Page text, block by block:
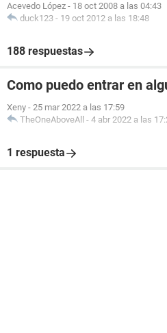
Acevedo López - 18 oct 2008 a las 04:43
duck123 - 19 oct 2012 a las 18:48
188 respuestas
Como puedo entrar en
Xeny - 25 mar 2022 a las 17:59
TheOneAboveAll - 4 abr 2022 a las
1 respuesta